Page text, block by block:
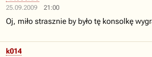
25.09.2009 21:00
Oj, miło strasznie by było tę konsolkę
k014